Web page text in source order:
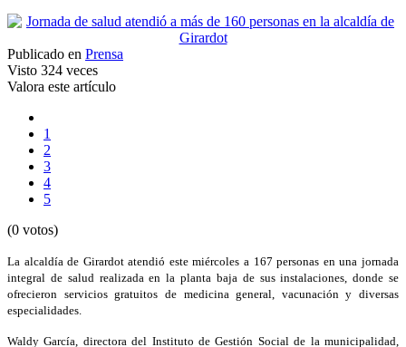
Publicado en Prensa
Visto 324 veces
Valora este artículo
1
2
3
4
5
(0 votos)
La alcaldía de Girardot atendió este miércoles a 167 personas en una jornada
integral de salud realizada en la planta baja de sus instalaciones, donde se
ofrecieron servicios gratuitos de medicina general, vacunación y diversas
especialidades.
Waldy García, directora del Instituto de Gestión Social de la municipalidad,